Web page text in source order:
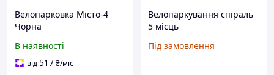
Велопарковка Місто-4
Чорна
В наявності
від517₴/міс
Велопаркування спіраль
5 місць
Під замовлення